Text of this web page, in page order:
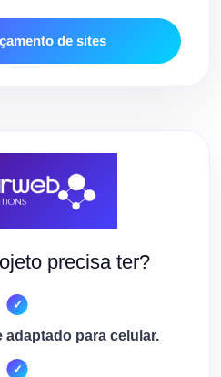
de sites
precisa ter?
adaptado para celular.